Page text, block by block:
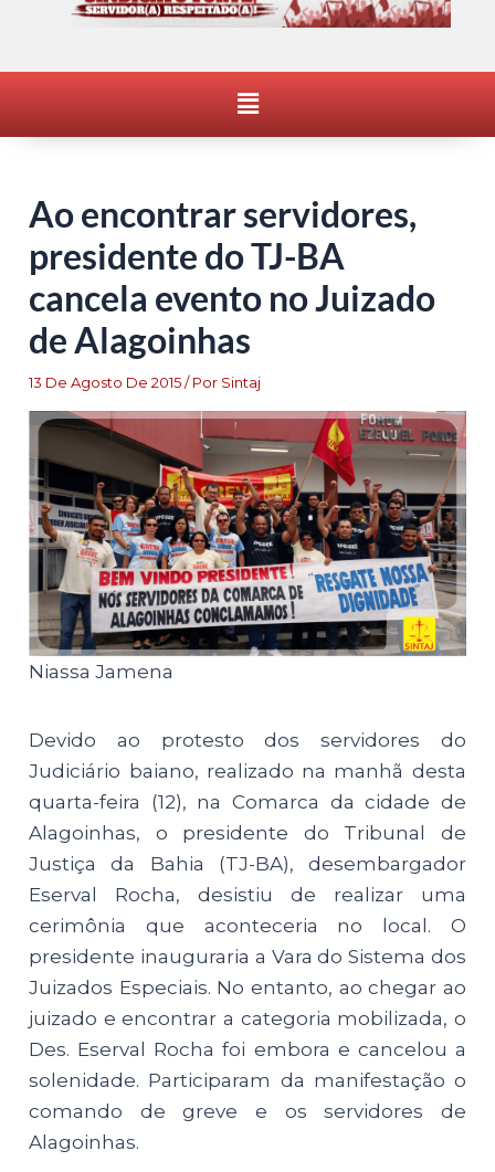
Menu
Ao encontrar servidores,
presidente do TJ-BA
cancela evento no Juizado
de Alagoinhas
13 De Agosto De 2015/ Por Sintaj
Niassa Jamena
Devido ao protesto dos servidores do
Judiciário baiano, realizado na manhã desta
quarta-feira (12), na Comarca da cidade de
Alagoinhas, o presidente do Tribunal de
Justiça da Bahia (TJ-BA), desembargador
Eserval Rocha, desistiu de realizar uma
cerimônia que aconteceria no local. O
presidente inauguraria a Vara do Sistema dos
Juizados Especiais. No entanto, ao chegar ao
juizado e encontrar a categoria mobilizada, o
Des. Eserval Rocha foi embora e cancelou a
solenidade. Participaram da manifestação o
comando de greve e os servidores de
Alagoinhas.